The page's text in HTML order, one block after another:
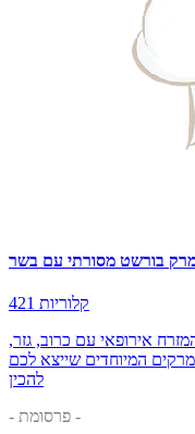
בורשט מסורתי עם בשר
421 קלוריות
אירופאי עם כרוב, גזר,
המיוחדים שייצא לכם
להכין
- פרסומת -